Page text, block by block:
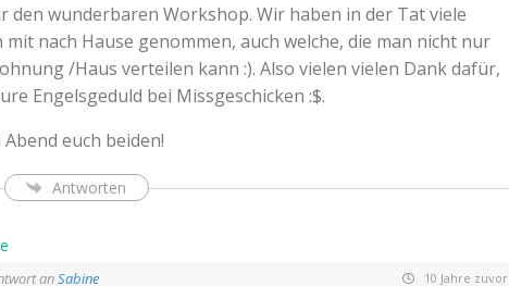
den wunderbaren Workshop. Wir haben in der Tat viele
mit nach Hause genommen, auch welche, die man nicht nur
/Haus verteilen kann :). Also vielen vielen Dank dafür,
Engelsgeduld bei Missgeschicken :$.
euch beiden!
Antworten
anSabine 10 Jahre zuvor